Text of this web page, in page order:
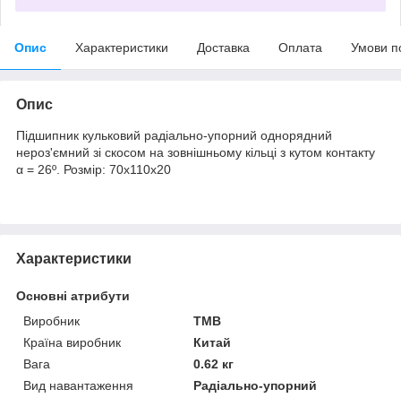
Опис Характеристики Доставка Оплата Умови
Опис
Підшипник кульковий радіально-упорний однорядний
нероз'ємний зі скосом на зовнішньому кільці з кутом контакту
α = 26º. Розмір: 70х110х20
Характеристики
Основні атрибути
Виробник
TMB
Країна виробник
Китай
Вага
0.62 кг
Вид навантаження
Радіально-упорний